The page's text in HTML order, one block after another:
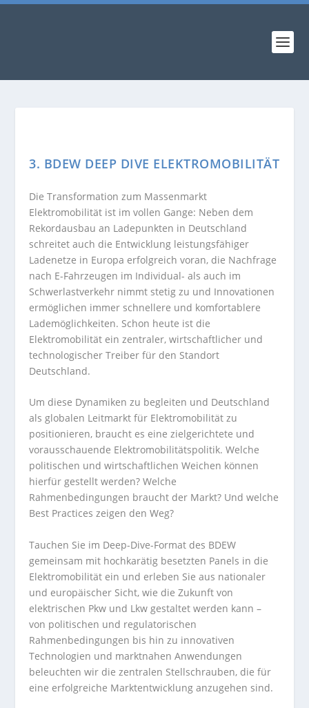
3. BDEW DEEP DIVE ELEKTROMOBILITÄT
Die Transformation zum Massenmarkt
Elektromobilität ist im vollen Gange: Neben dem
Rekordausbau an Ladepunkten in Deutschland
schreitet auch die Entwicklung leistungsfähiger
Ladenetze in Europa erfolgreich voran, die Nachfrage
nach E-Fahrzeugen im Individual- als auch im
Schwerlastverkehr nimmt stetig zu und Innovationen
ermöglichen immer schnellere und komfortablere
Lademöglichkeiten. Schon heute ist die
Elektromobilität ein zentraler, wirtschaftlicher und
technologischer Treiber für den Standort
Deutschland.
Um diese Dynamiken zu begleiten und Deutschland
als globalen Leitmarkt für Elektromobilität zu
positionieren, braucht es eine zielgerichtete und
vorausschauende Elektromobilitätspolitik. Welche
politischen und wirtschaftlichen Weichen können
hierfür gestellt werden? Welche
Rahmenbedingungen braucht der Markt? Und welche
Best Practices zeigen den Weg?
Tauchen Sie im Deep-Dive-Format des BDEW
gemeinsam mit hochkarätig besetzten Panels in die
Elektromobilität ein und erleben Sie aus nationaler
und europäischer Sicht, wie die Zukunft von
elektrischen Pkw und Lkw gestaltet werden kann –
von politischen und regulatorischen
Rahmenbedingungen bis hin zu innovativen
Technologien und marktnahen Anwendungen
beleuchten wir die zentralen Stellschrauben, die für
eine erfolgreiche Marktentwicklung anzugehen sind.